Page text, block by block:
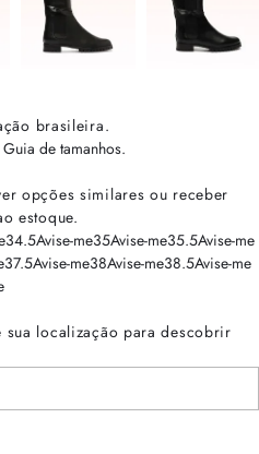
brasileira.
Guia de tamanhos.
opções similares ou receber
estoque.
34.5Avise-me35Avise-me35.5Avise-me
37.5Avise-me38Avise-me38.5Avise-me
sua localização para descobrir